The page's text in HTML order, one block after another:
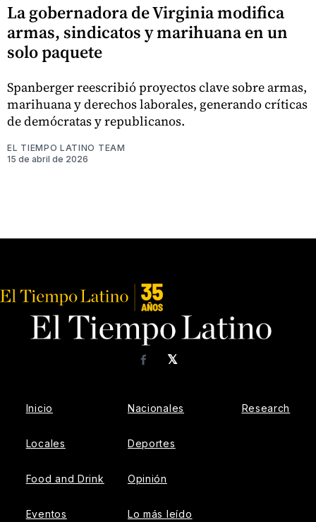
La gobernadora de Virginia modifica
armas, sindicatos y marihuana en un
solo paquete
Spanberger reescribió proyectos clave sobre armas,
marihuana y derechos laborales, generando críticas
de demócratas y republicanos.
EL TIEMPO LATINO TEAM
15 de abril de 2026
𝕏
Facebook
Inicio
Locales
Food and Drink
Eventos
Nacionales
Deportes
Opinión
Lo más leído
Research